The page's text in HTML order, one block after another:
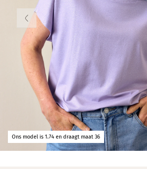
Ons model is 1.74 en draagt maat 36